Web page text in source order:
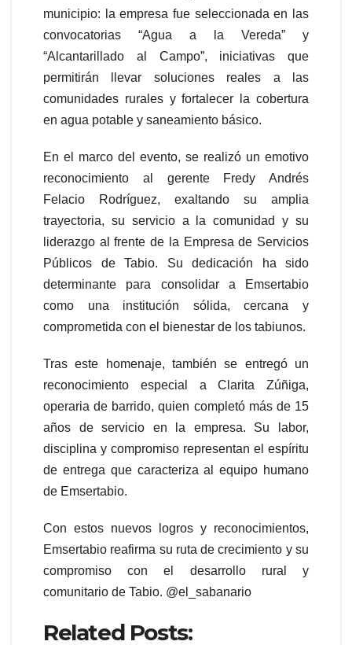
municipio: la empresa fue seleccionada en las
convocatorias “Agua a la Vereda” y
“Alcantarillado al Campo”, iniciativas que
permitirán llevar soluciones reales a las
comunidades rurales y fortalecer la cobertura
en agua potable y saneamiento básico.
En el marco del evento, se realizó un emotivo
reconocimiento al gerente Fredy Andrés
Felacio Rodríguez, exaltando su amplia
trayectoria, su servicio a la comunidad y su
liderazgo al frente de la Empresa de Servicios
Públicos de Tabio. Su dedicación ha sido
determinante para consolidar a Emsertabio
como una institución sólida, cercana y
comprometida con el bienestar de los tabiunos.
Tras este homenaje, también se entregó un
reconocimiento especial a Clarita Zúñiga,
operaria de barrido, quien completó más de 15
años de servicio en la empresa. Su labor,
disciplina y compromiso representan el espíritu
de entrega que caracteriza al equipo humano
de Emsertabio.
Con estos nuevos logros y reconocimientos,
Emsertabio reafirma su ruta de crecimiento y su
compromiso con el desarrollo rural y
comunitario de Tabio. @el_sabanario
Related Posts: